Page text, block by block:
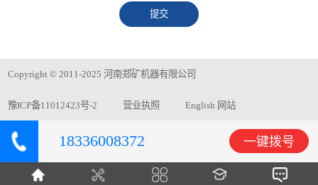
Copyright © 2011-2025 河南郑矿机器有限公司
豫ICP备11012423号-2 营业执照 English 网站
18336008372 一键拨号